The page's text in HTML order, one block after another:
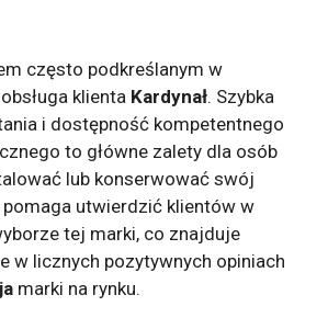
często podkreślanym w
klienta Kardynał. Szybka
i dostępność kompetentnego
to główne zalety dla osób
lub konserwować swój
pomaga utwierdzić klientów w
tej marki, co znajduje
w licznych pozytywnych opiniach
marki na rynku.